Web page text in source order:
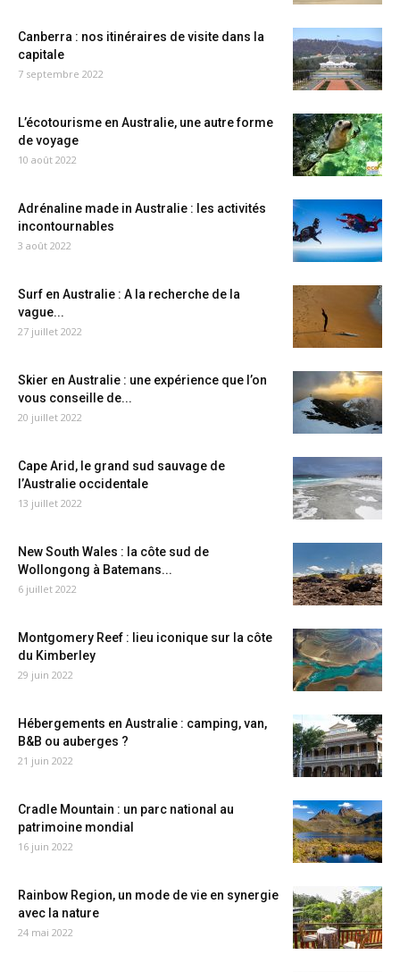
Canberra : nos itinéraires de visite dans la
capitale
7 septembre 2022
L’écotourisme en Australie, une autre forme
de voyage
10 août 2022
Adrénaline made in Australie : les activités
incontournables
3 août 2022
Surf en Australie : A la recherche de la
vague...
27 juillet 2022
Skier en Australie : une expérience que l’on
vous conseille de...
20 juillet 2022
Cape Arid, le grand sud sauvage de
l’Australie occidentale
13 juillet 2022
New South Wales : la côte sud de
Wollongong à Batemans...
6 juillet 2022
Montgomery Reef : lieu iconique sur la côte
du Kimberley
29 juin 2022
Hébergements en Australie : camping, van,
B&B ou auberges ?
21 juin 2022
Cradle Mountain : un parc national au
patrimoine mondial
16 juin 2022
Rainbow Region, un mode de vie en synergie
avec la nature
24 mai 2022